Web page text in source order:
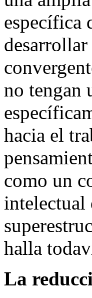
específica
no tengan
hacia el
como un
intelectual
halla
La